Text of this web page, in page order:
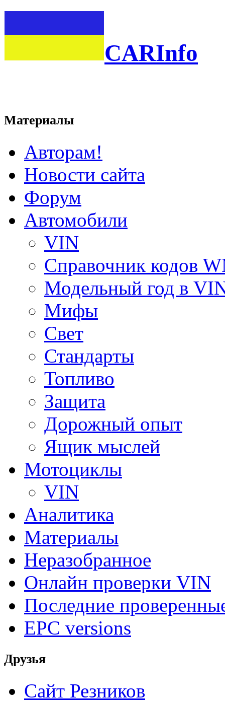
CARInfo
Материалы
Авторам!
Новости сайта
Форум
Автомобили
VIN
Справочник кодов
Модельный год в
Мифы
Свет
Стандарты
Топливо
Защита
Дорожный опыт
Ящик мыслей
Мотоциклы
VIN
Аналитика
Материалы
Неразобранное
Онлайн проверки VIN
Последние
EPC versions
Друзья
Сайт Резников